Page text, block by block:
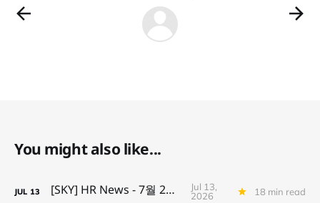
You might also like...
JUL 13 [SKY] HR News - 7월 2주차
Jul 13,
2026
18 min read